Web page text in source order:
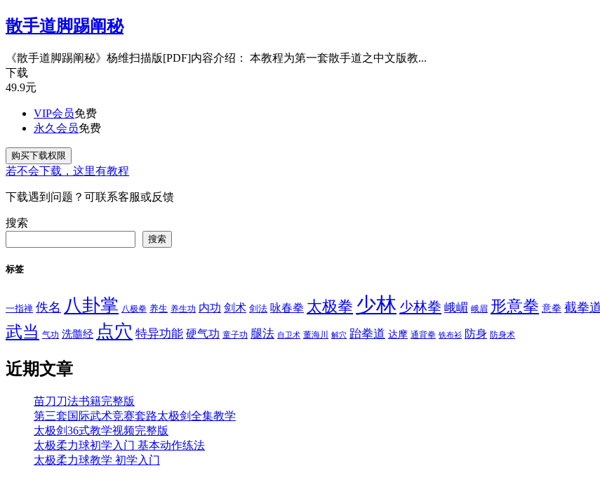
散手道脚踢阐秘
《散手道脚踢阐秘》杨维扫描版[PDF]内容介绍： 本教程为第一套散手道之中文版教...
下载
49.9元
VIP会员免费
永久会员免费
购买下载权限
若不会下载，这里有教程
下载遇到问题？可联系客服或反馈
搜索
搜索
标签
一指禅 佚名 八卦掌 八极拳 养生 养生功 内功 剑术 剑法 咏春拳 太极拳 少林 少林拳 峨嵋 峨眉 形意拳 意拳 截拳
武当 气功 洗髓经 点穴 特异功能 硬气功 童子功 腿法 自卫术 董海川 解穴 跆拳道 达摩 通背拳 铁布衫 防身 防身术
近期文章
苗刀刀法书籍完整版
第三套国际武术竞赛套路太极剑全集教学
太极剑36式教学视频完整版
太极柔力球初学入门 基本动作练法
太极柔力球教学 初学入门